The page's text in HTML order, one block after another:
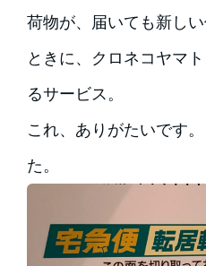
荷物が、届いても新し
ときに、クロネコヤマ
るサービス。
これ、ありがたいです
た。